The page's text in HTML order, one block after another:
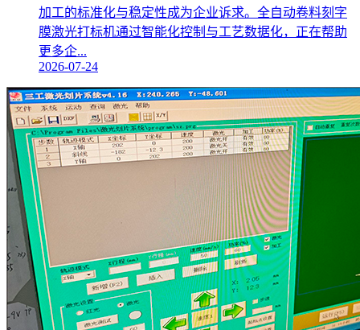
加工的标准化与稳定性成为企业诉求。全自动卷料刻字
膜激光打标机通过智能化控制与工艺数据化，正在帮助
更多企...
2026-07-24